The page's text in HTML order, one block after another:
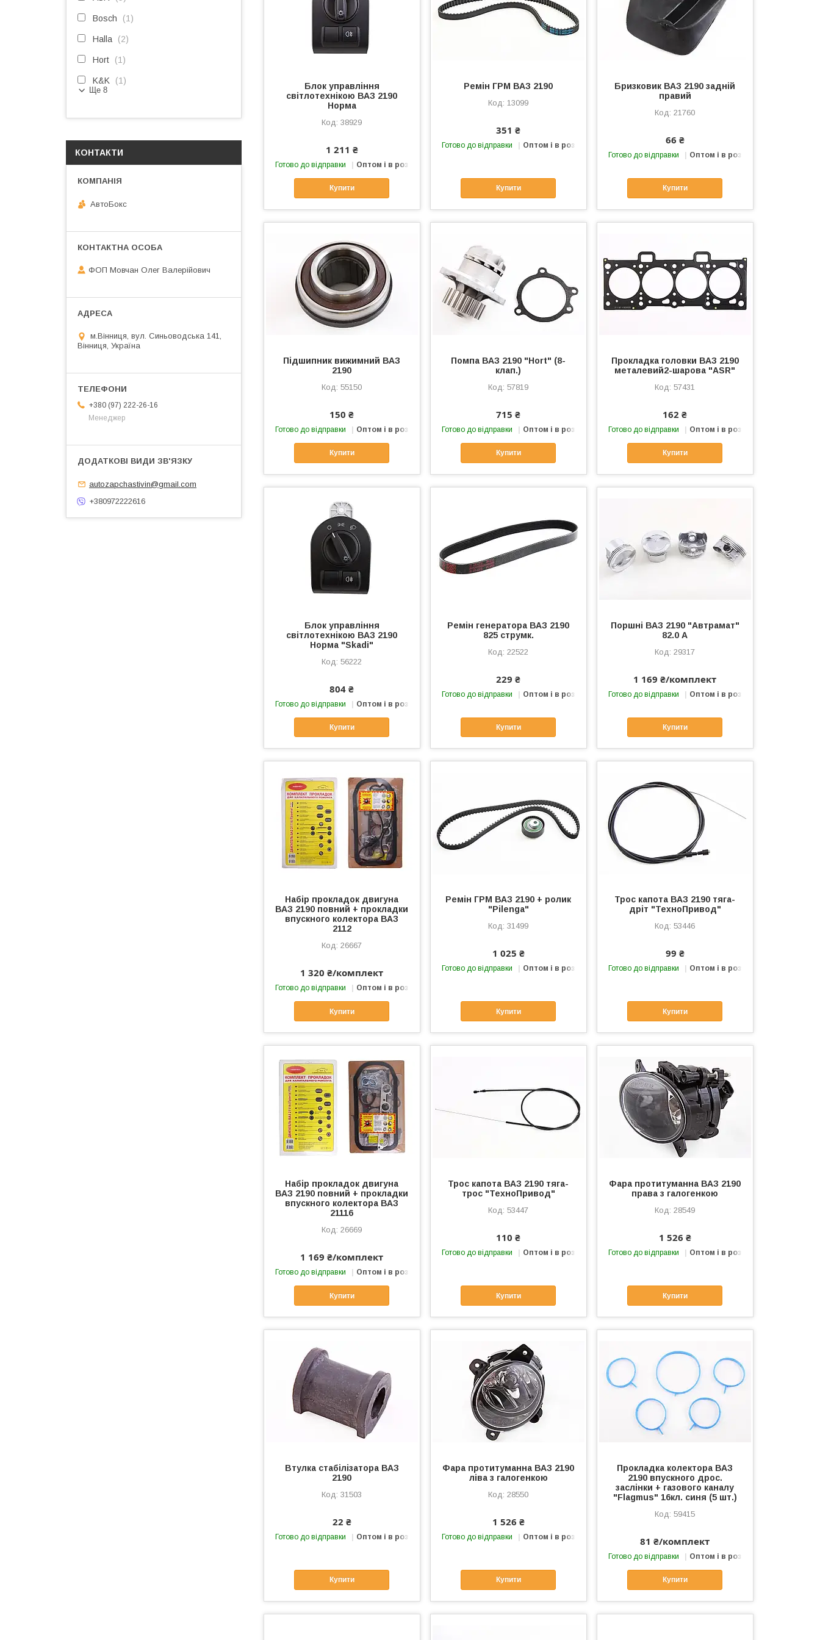
Блок управління
світлотехнікою ВАЗ 2190
Норма
38929
1 211 ₴
Готово до відправки Оптом і в роздріб
Купити
Ремін ГРМ ВАЗ 2190
13099
351 ₴
Готово до відправки Оптом і в роздріб
Купити
Бризковик ВАЗ 2190 задній
правий
21760
66 ₴
Готово до відправки Оптом і в роздріб
Купити
Підшипник вижимний ВАЗ
2190
55150
150 ₴
Готово до відправки Оптом і в роздріб
Купити
Помпа ВАЗ 2190 "Hort" (8-
клап.)
57819
715 ₴
Готово до відправки Оптом і в роздріб
Купити
Прокладка головки ВАЗ 2190
металевий2-шарова "ASR"
57431
162 ₴
Готово до відправки Оптом і в роздріб
Купити
Блок управління
світлотехнікою ВАЗ 2190
Норма "Skadi"
56222
804 ₴
Готово до відправки Оптом і в роздріб
Купити
Ремін генератора ВАЗ 2190
825 струмк.
22522
229 ₴
Готово до відправки Оптом і в роздріб
Купити
Поршні ВАЗ 2190 "Автрамат"
82.0 A
29317
1 169 ₴/комплект
Готово до відправки Оптом і в роздріб
Купити
Набір прокладок двигуна
ВАЗ 2190 повний + прокладки
впускного колектора ВАЗ
2112
26667
1 320 ₴/комплект
Готово до відправки Оптом і в роздріб
Купити
Ремін ГРМ ВАЗ 2190 + ролик
"Pilenga"
31499
1 025 ₴
Готово до відправки Оптом і в роздріб
Купити
Трос капота ВАЗ 2190 тяга-
дріт "ТехноПривод"
53446
99 ₴
Готово до відправки Оптом і в роздріб
Купити
Набір прокладок двигуна
ВАЗ 2190 повний + прокладки
впускного колектора ВАЗ
21116
26669
1 169 ₴/комплект
Готово до відправки Оптом і в роздріб
Купити
Трос капота ВАЗ 2190 тяга-
трос "ТехноПривод"
53447
110 ₴
Готово до відправки Оптом і в роздріб
Купити
Фара протитуманна ВАЗ 2190
права з галогенкою
28549
1 526 ₴
Готово до відправки Оптом і в роздріб
Купити
Втулка стабілізатора ВАЗ
2190
31503
22 ₴
Готово до відправки Оптом і в роздріб
Купити
Фара протитуманна ВАЗ 2190
ліва з галогенкою
28550
1 526 ₴
Готово до відправки Оптом і в роздріб
Купити
Прокладка колектора ВАЗ
2190 впускного дрос.
заслінки + газового каналу
"Flagmus" 16кл. синя (5 шт.)
59415
81 ₴/комплект
Готово до відправки Оптом і в роздріб
Купити
Bosch 1
Halla 2
Hort 1
K&K 1
Ще 8
КОНТАКТИ
АвтоБокс
ФОП Мовчан Олег Валерійович
м.Вінниця, вул. Синьоводська 141,
Вінниця, Україна
+380 (97) 222-26-16
Менеджер
autozapchastivin@gmail.com
+380972222616